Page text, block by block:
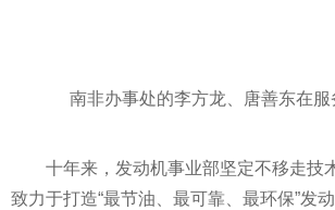
南非办事处的李方龙、唐善东在
十年来，发动机事业部坚定不移走技
致力于打造“最节油、最可靠、最环保”发